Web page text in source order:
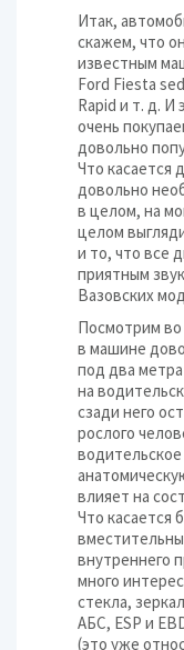
Итак,
скажем, что
известным
Ford Fiesta
Rapid и т. д.
очень
довольно
Что касается
довольно
в целом, на
целом
и то, что все
приятным
Вазовских
Посмотрим
в машине
под два
на
сзади него
рослого
влияет на
Что касается
внутреннего
много
стекла,
АБС, ESP и
(это уже